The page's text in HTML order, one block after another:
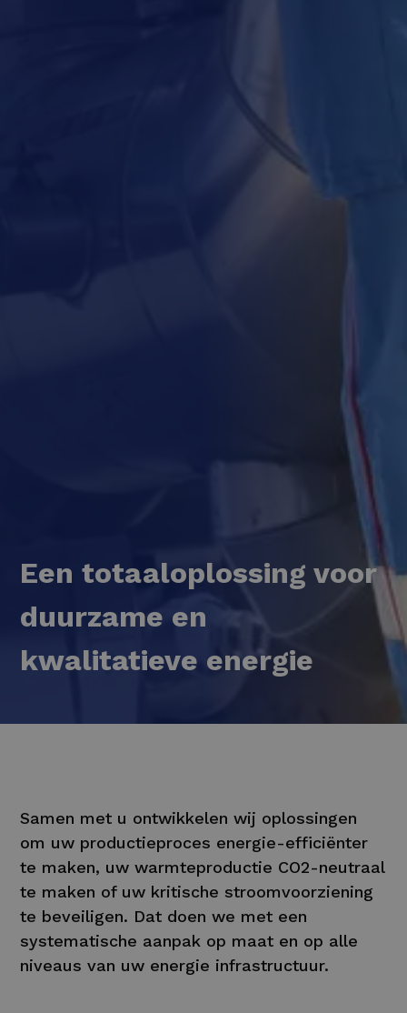
Een totaaloplossing voor
duurzame en
kwalitatieve energie
Samen met u ontwikkelen wij oplossingen
om uw productieproces energie-efficiënter
te maken, uw warmteproductie CO2-neutraal
te maken of uw kritische stroomvoorziening
te beveiligen. Dat doen we met een
systematische aanpak op maat en op alle
niveaus van uw energie infrastructuur.